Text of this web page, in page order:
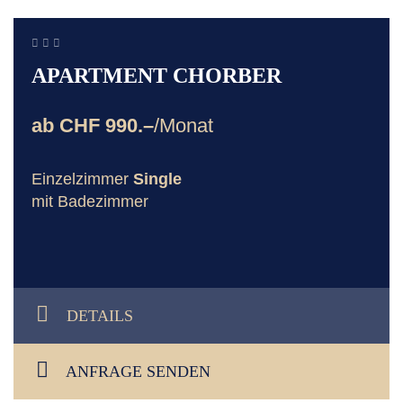
APARTMENT CHORBER
ab CHF 990.–/Monat
Einzelzimmer Single
mit Badezimmer
DETAILS
ANFRAGE SENDEN